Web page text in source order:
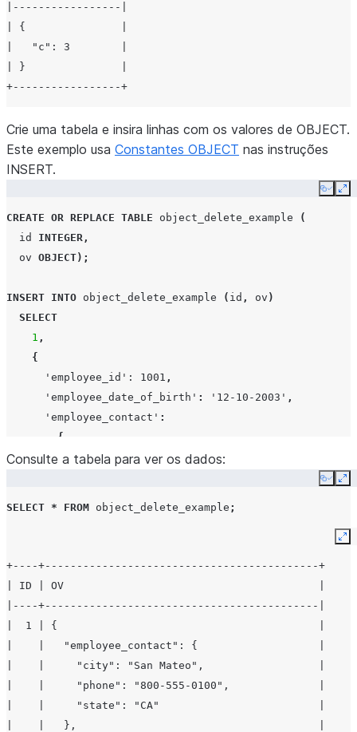
|-----------------|
| {               |
|   "c": 3        |
| }               |
+-----------------+
Crie uma tabela e insira linhas com os valores de OBJECT.
Este exemplo usa Constantes OBJECT nas instruções
INSERT.
Copy
CREATE OR REPLACE TABLE object_delete_example
(
id
INTEGER ,
ov OBJECT);
INSERT INTO object_delete_example ( id , ov )
SELECT
1 ,
{
'employee_id' : 1001 ,
'employee_date_of_birth' : '12-10-2003' ,
'employee_contact' :
{
'city': 'San Mateo' ,
Consulte a tabela para ver os dados:
Copy
SELECT * FROM object_delete_example ;
+----+-------------------------------------------+
| ID | OV                                        |
|----+-------------------------------------------|
|  1 | {                                         |
|    |   "employee_contact": {                   |
|    |     "city": "San Mateo",                  |
|    |     "phone": "800-555-0100",              |
|    |     "state": "CA"                         |
|    |   },                                      |